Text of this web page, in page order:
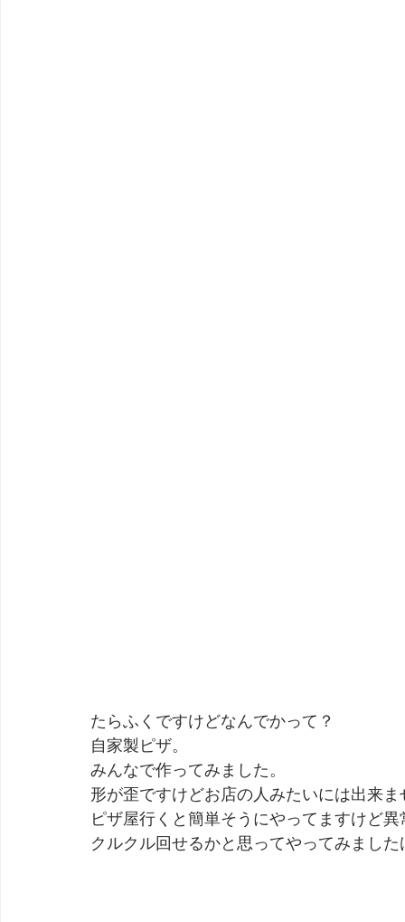
たらふくですけどなんでかって？
自家製ピザ。
みんなで作ってみました。
形が歪ですけどお店の人みたいには出来ま
ピザ屋行くと簡単そうにやってますけど
クルクル回せるかと思ってやってみまし